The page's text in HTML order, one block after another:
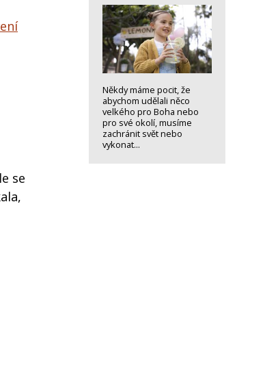
se
Někdy máme pocit, že
abychom udělali něco
velkého pro Boha nebo
pro své okolí, musíme
zachránit svět nebo
vykonat...